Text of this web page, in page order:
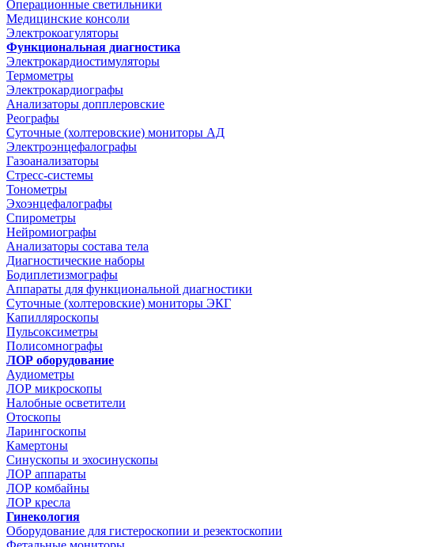
Операционные светильники
Медицинские консоли
Электрокоагуляторы
Функциональная диагностика
Электрокардиостимуляторы
Термометры
Электрокардиографы
Анализаторы допплеровские
Реографы
Суточные (холтеровские) мониторы АД
Электроэнцефалографы
Газоанализаторы
Стресс-системы
Тонометры
Эхоэнцефалографы
Спирометры
Нейромиографы
Анализаторы состава тела
Диагностические наборы
Бодиплетизмографы
Аппараты для функциональной диагностики
Суточные (холтеровские) мониторы ЭКГ
Капилляроскопы
Пульсоксиметры
Полисомнографы
ЛОР оборудование
Аудиометры
ЛОР микроскопы
Налобные осветители
Отоскопы
Ларингоскопы
Камертоны
Синускопы и эхосинускопы
ЛОР аппараты
ЛОР комбайны
ЛОР кресла
Гинекология
Оборудование для гистероскопии и резектоскопии